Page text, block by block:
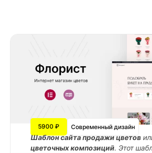
5900 ₽ Современный дизайн
Шаблон сайта продажи цветов
цветочных композиций. Этот